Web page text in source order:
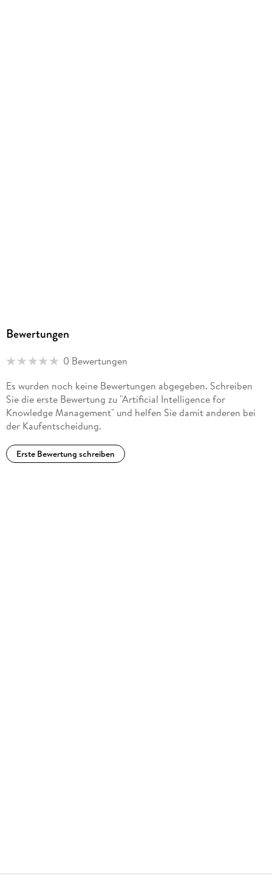
Bewertungen
0 Bewertungen
Es wurden noch keine Bewertungen abgegeben. Schreiben
Sie die erste Bewertung zu "Artificial Intelligence for
Knowledge Management" und helfen Sie damit anderen bei
der Kaufentscheidung.
Erste Bewertung schreiben